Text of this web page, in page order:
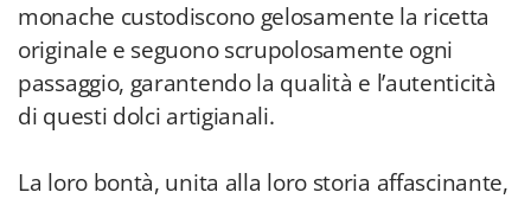
monache custodiscono gelosamente la ricetta
originale e seguono scrupolosamente ogni
passaggio, garantendo la qualità e l’autenticità
di questi dolci artigianali.
La loro bontà, unita alla loro storia affascinante,